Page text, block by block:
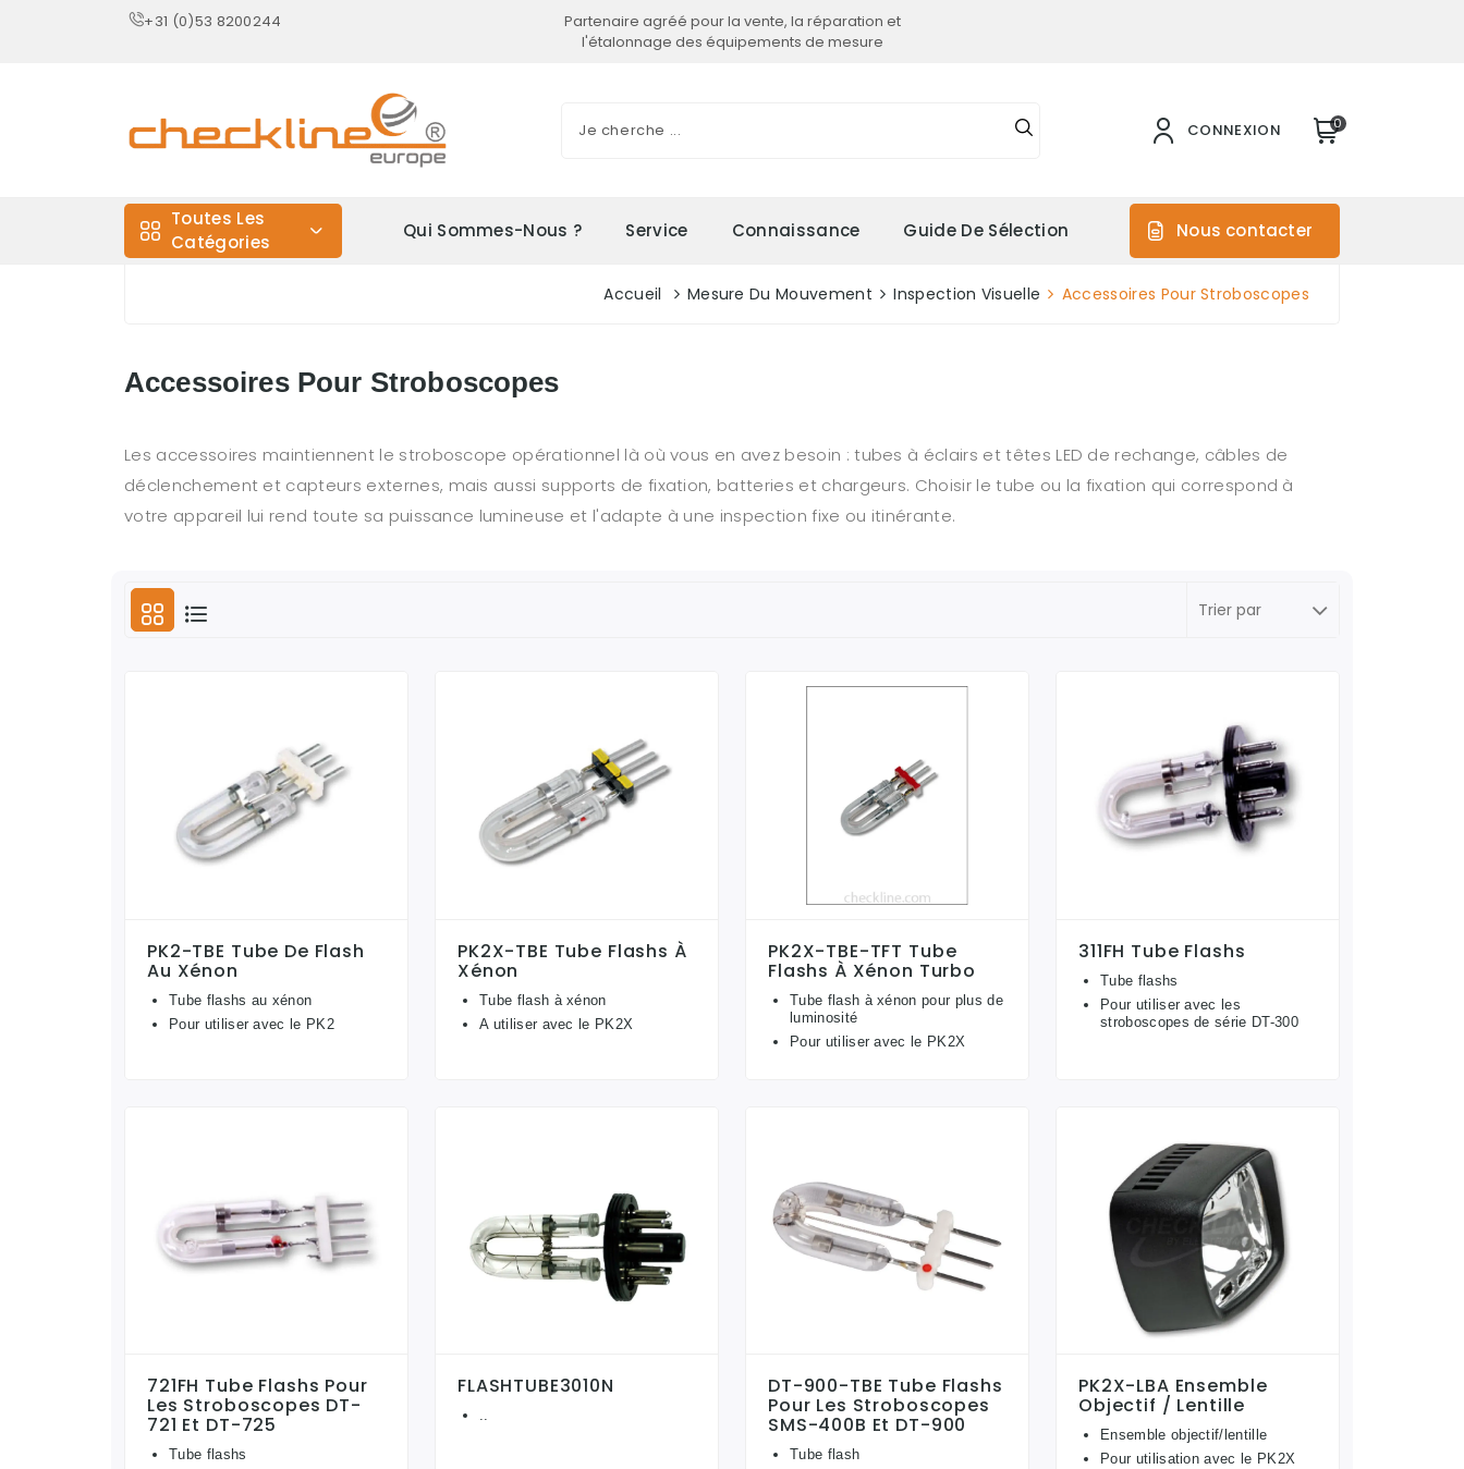
+31 (0)53 8200244
Partenaire agréé pour la vente, la réparation et
l'étalonnage des équipements de mesure
CONNEXION 0
Toutes Les
Catégories
Qui Sommes-Nous ? Service Connaissance Guide De Sélection Nous contacter
Accueil Mesure Du Mouvement Inspection Visuelle Accessoires Pour Stroboscopes
Accessoires Pour Stroboscopes
Les accessoires maintiennent le stroboscope opérationnel là où vous en avez besoin : tubes à éclairs et têtes LED de rechange, câbles de
déclenchement et capteurs externes, mais aussi supports de fixation, batteries et chargeurs. Choisir le tube ou la fixation qui correspond à
votre appareil lui rend toute sa puissance lumineuse et l'adapte à une inspection fixe ou itinérante.
PK2-TBE Tube De Flash
Au Xénon
Tube flashs au xénon
Pour utiliser avec le PK2
PK2X-TBE Tube Flashs À
Xénon
Tube flash à xénon
A utiliser avec le PK2X
PK2X-TBE-TFT Tube
Flashs À Xénon Turbo
Tube flash à xénon pour plus de
luminosité
Pour utiliser avec le PK2X
311FH Tube Flashs
Tube flashs
Pour utiliser avec les
stroboscopes de série DT-300
721FH Tube Flashs Pour
Les Stroboscopes DT-
721 Et DT-725
Tube flashs
FLASHTUBE3010N
..
DT-900-TBE Tube Flashs
Pour Les Stroboscopes
SMS-400B Et DT-900
Tube flash
PK2X-LBA Ensemble
Objectif / Lentille
Ensemble objectif/lentille
Pour utilisation avec le PK2X